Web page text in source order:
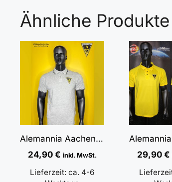
Ähnliche Produkte
Alemannia Aachen Polo Shirt Heather Grey
24,90 € inkl. MwSt.
Lieferzeit: ca. 4-6
29,90 €